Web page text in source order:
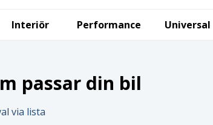
Interiör Performance Universal
passar din bil
via lista